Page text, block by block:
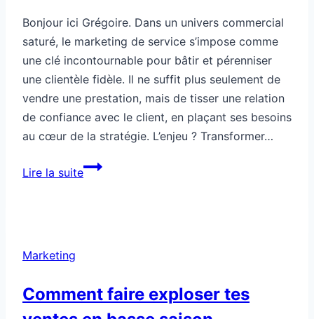
Bonjour ici Grégoire. Dans un univers commercial
saturé, le marketing de service s’impose comme
une clé incontournable pour bâtir et pérenniser
une clientèle fidèle. Il ne suffit plus seulement de
vendre une prestation, mais de tisser une relation
de confiance avec le client, en plaçant ses besoins
au cœur de la stratégie. L’enjeu ? Transformer…
Lire la suiteMarketing
Marketing
Comment faire exploser tes